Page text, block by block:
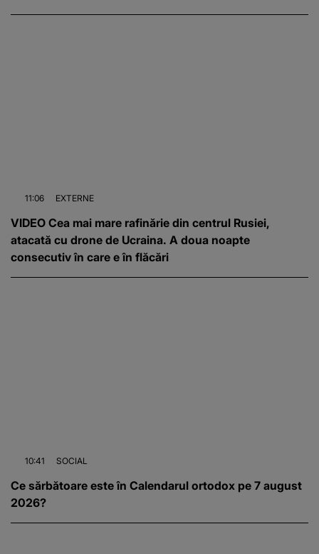
11:06 EXTERNE
VIDEO Cea mai mare rafinărie din centrul Rusiei,
atacată cu drone de Ucraina. A doua noapte
consecutiv în care e în flăcări
10:41 SOCIAL
Ce sărbătoare este în Calendarul ortodox pe 7 august
2026?